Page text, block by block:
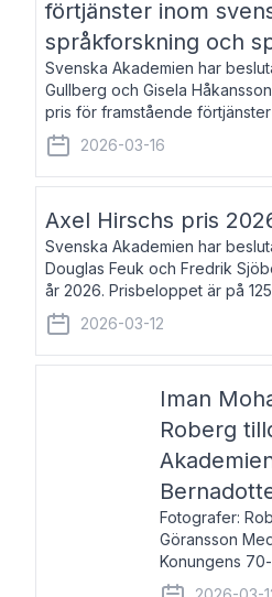
förtjänster inom
språkforskning och
Svenska Akademien har
Gullberg och Gisela
pris för framstående
språkforskning och språkvård
och Karin Forsberg för år 2026.
2026-03-16
Axel Hirschs pris
Svenska Akademien har
Douglas Feuk och Fredrik
år 2026. Prisbeloppet är på
Johan Erséus, född 1959, är
journalist med mångårigt för
2026-03-12
Iman
Roberg
Fotografer:
Göransson
Konungens
fem av de